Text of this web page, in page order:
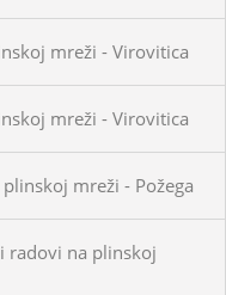
mreži - Virovitica
mreži - Virovitica
mreži - Požega
radovi na plinskoj